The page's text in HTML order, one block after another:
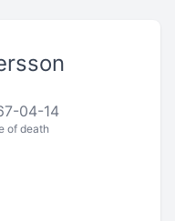
04-14
of death